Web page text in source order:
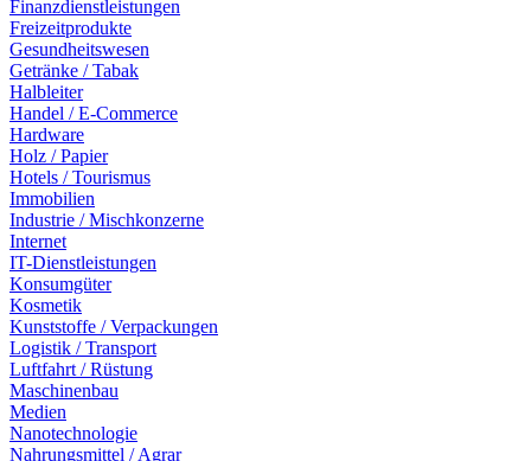
Finanzdienstleistungen
Freizeitprodukte
Gesundheitswesen
Getränke / Tabak
Halbleiter
Handel / E-Commerce
Hardware
Holz / Papier
Hotels / Tourismus
Immobilien
Industrie / Mischkonzerne
Internet
IT-Dienstleistungen
Konsumgüter
Kosmetik
Kunststoffe / Verpackungen
Logistik / Transport
Luftfahrt / Rüstung
Maschinenbau
Medien
Nanotechnologie
Nahrungsmittel / Agrar